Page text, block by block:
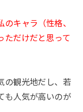
キャラ（性格、
ただけだと思って
の観光地だし、若
も人気が高いのが